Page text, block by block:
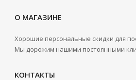
О МАГАЗИНЕ
Хорошие персональные скидки для
Мы дорожим нашими постоянными
КОНТАКТЫ